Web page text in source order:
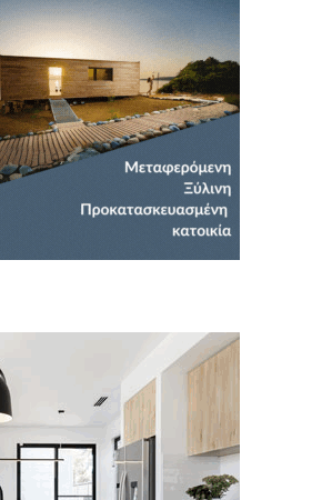
πρώτοι τα νέα και όλες
του κλάδου, εγγραφείτε στο
newsletter μας!
το email σας
δεν ενδιαφέρομαι αυτή την στιγμή